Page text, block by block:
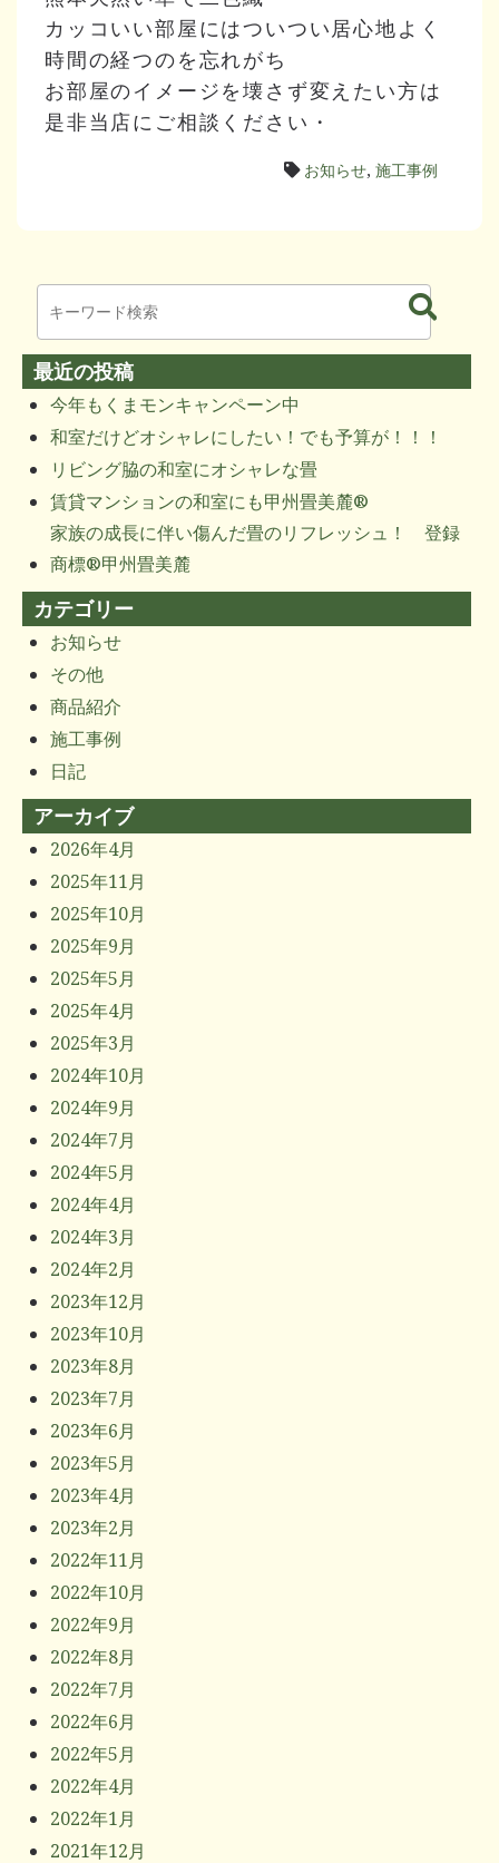
カッコいい部屋にはついつい居心地よく
時間の経つのを忘れがち
お部屋のイメージを壊さず変えたい方は
是非当店にご相談ください・
お知らせ, 施工事例
最近の投稿
今年もくまモンキャンペーン中
和室だけどオシャレにしたい！でも予算が！！！
リビング脇の和室にオシャレな畳
賃貸マンションの和室にも甲州畳美麓®
家族の成長に伴い傷んだ畳のリフレッシュ！ 登録
商標®甲州畳美麓
カテゴリー
お知らせ
その他
商品紹介
施工事例
日記
アーカイブ
2026年4月
2025年11月
2025年10月
2025年9月
2025年5月
2025年4月
2025年3月
2024年10月
2024年9月
2024年7月
2024年5月
2024年4月
2024年3月
2024年2月
2023年12月
2023年10月
2023年8月
2023年7月
2023年6月
2023年5月
2023年4月
2023年2月
2022年11月
2022年10月
2022年9月
2022年8月
2022年7月
2022年6月
2022年5月
2022年4月
2022年1月
2021年12月